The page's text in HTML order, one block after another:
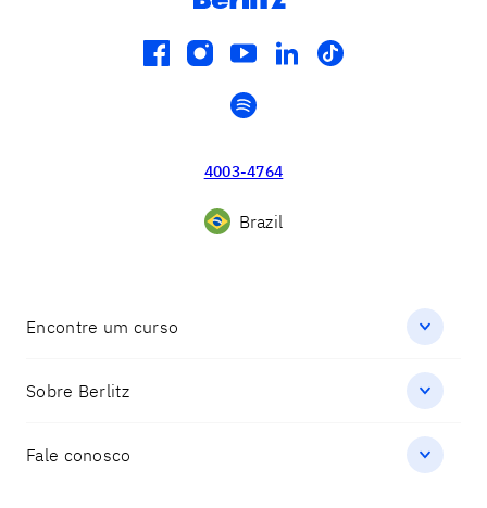
facebook
instagram
youtube
linkedin
tiktok
spotify
4003-4764
Brazil
Encontre um curso
Sobre Berlitz
Fale conosco